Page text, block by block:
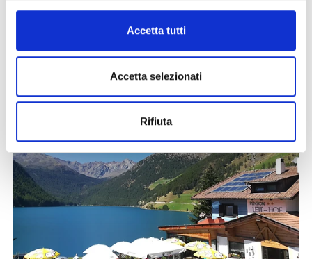
Accetta tutti
Accetta selezionati
Rifiuta